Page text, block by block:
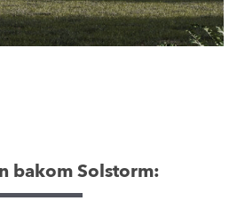
bakom Solstorm: